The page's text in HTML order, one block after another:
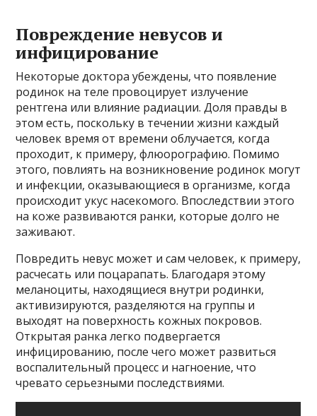
Повреждение невусов и
инфицирование
Некоторые доктора убеждены, что появление
родинок на теле провоцирует излучение
рентгена или влияние радиации. Доля правды в
этом есть, поскольку в течении жизни каждый
человек время от времени облучается, когда
проходит, к примеру, флюорографию. Помимо
этого, повлиять на возникновение родинок могут
и инфекции, оказывающиеся в организме, когда
происходит укус насекомого. Впоследствии этого
на коже развиваются ранки, которые долго не
заживают.
Повредить невус может и сам человек, к примеру,
расчесать или поцарапать. Благодаря этому
меланоциты, находящиеся внутри родинки,
активизируются, разделяются на группы и
выходят на поверхность кожных покровов.
Открытая ранка легко подвергается
инфицированию, после чего может развиться
воспалительный процесс и нагноение, что
чревато серьезными последствиями.